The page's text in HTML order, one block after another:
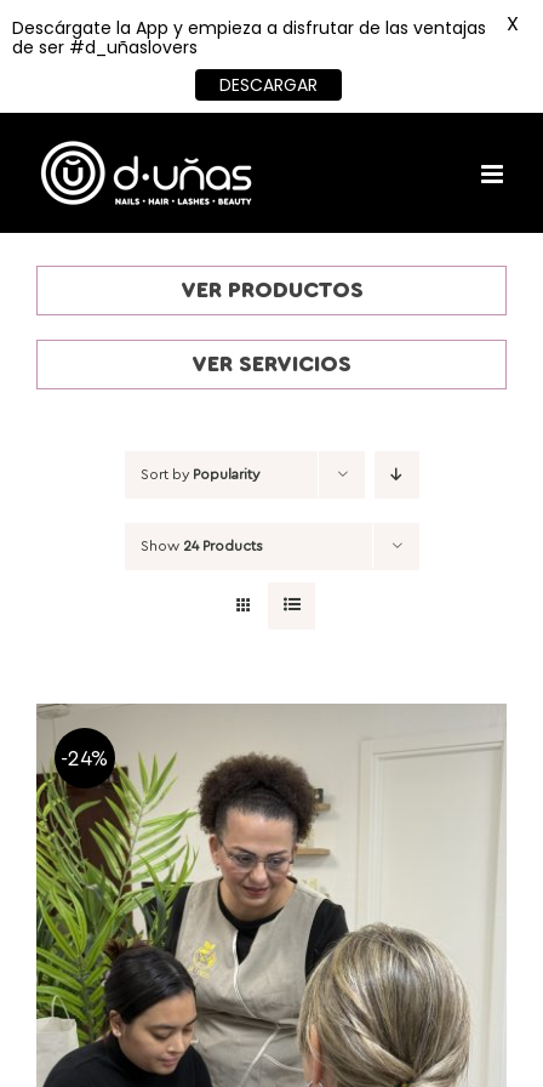
content
VER PRODUCTOS
VER SERVICIOS
Sort by Popularity
Show 24 Products
-24%
Descárgate la App y empieza a disfrutar de las ventajas
de ser #d_uñaslovers
DESCARGAR
X